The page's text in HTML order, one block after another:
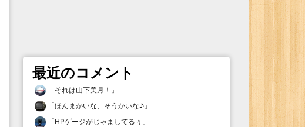
最近のコメント
「それは山下美月！ 」
「ほんまかいな、そうかいな♪ 」
「HPゲージがじゃましてるぅ 」